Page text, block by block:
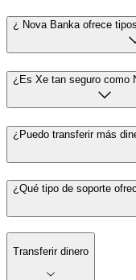
¿ Nova Banka ofrece
¿Es Xe tan seguro como
¿Puedo transferir más
¿Qué tipo de soporte
Transferir dinero